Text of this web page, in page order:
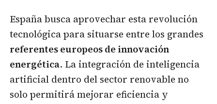
España busca aprovechar esta revolución
tecnológica para situarse entre los grandes
referentes europeos de innovación
energética. La integración de inteligencia
artificial dentro del sector renovable no
solo permitirá mejorar eficiencia y